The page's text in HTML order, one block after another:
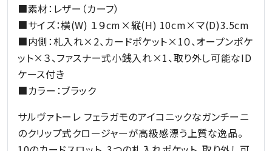
■素材：レザー（カーフ）
■サイズ：横(W) １９cm×縦(H) 10cm×マ(D)3.5cm
■内側：札入れ×2、カードポケット×1０、オープンポケ
ット×３、ファスナー式小銭入れ×1、取り外し可能なID
ケース付き
■カラー：ブラック
サルヴァトーレ フェラガモのアイコニックなガンチーニ
のクリップ式クロージャーが高級感漂う上質な逸品。